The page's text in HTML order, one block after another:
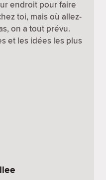
endroit pour faire
toi, mais où allez-
on a tout prévu.
et les idées les plus